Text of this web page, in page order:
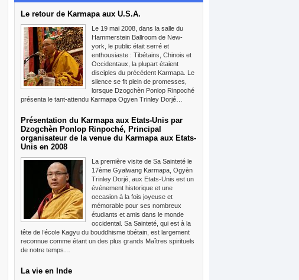
Le retour de Karmapa aux U.S.A.
Le 19 mai 2008, dans la salle du
Hammerstein Ballroom de New-
york, le public était serré et
enthousiaste : Tibétains, Chinois et
Occidentaux, la plupart étaient
disciples du précédent Karmapa. Le
silence se fit plein de promesses,
lorsque Dzogchèn Ponlop Rinpoché
présenta le tant-attendu Karmapa Ogyen Trinley Dorjé…
Présentation du Karmapa aux Etats-Unis par
Dzogchèn Ponlop Rinpoché, Principal
organisateur de la venue du Karmapa aux Etats-
Unis en 2008
La première visite de Sa Sainteté le
17ème Gyalwang Karmapa, Ogyèn
Trinley Dorjé, aux Etats-Unis est un
événement historique et une
occasion à la fois joyeuse et
mémorable pour ses nombreux
étudiants et amis dans le monde
occidental. Sa Sainteté, qui est à la
tête de l’école Kagyu du bouddhisme tibétain, est largement
reconnue comme étant un des plus grands Maîtres spirituels
de notre temps…
La vie en Inde